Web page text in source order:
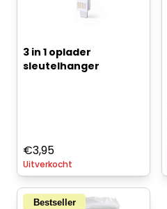
3 in 1 oplader
sleutelhanger
€3,95
Uitverkocht
Bestseller